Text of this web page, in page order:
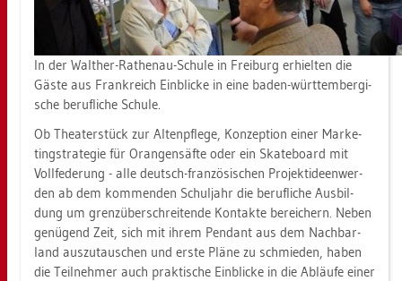
In der Walt­her-Ra­then­au-Schu­le in Frei­burg er­hiel­ten die
Gäste aus Frank­reich Ein­bli­cke in eine baden-würt­tem­ber­gi­
sche be­ruf­li­che Schu­le.
Ob Thea­ter­stück zur Al­ten­pfle­ge, Kon­zep­ti­on einer Mar­ke­
ting­stra­te­gie für Oran­gen­säf­te oder ein Skate­board mit
Voll­fe­de­rung - alle deutsch-fran­zö­si­schen Pro­jekt­ide­en­wer­
den ab dem kom­men­den Schul­jahr die be­ruf­li­che Aus­bil­
dung um grenz­über­schrei­ten­de Kon­tak­te be­rei­chern. Neben
ge­nü­gend Zeit, sich mit ihrem Pen­dant aus dem Nach­bar­
land aus­zu­tau­schen und erste Pläne zu schmie­den, haben
die Teil­neh­mer auch prak­ti­sche Ein­bli­cke in die Ab­läu­fe einer